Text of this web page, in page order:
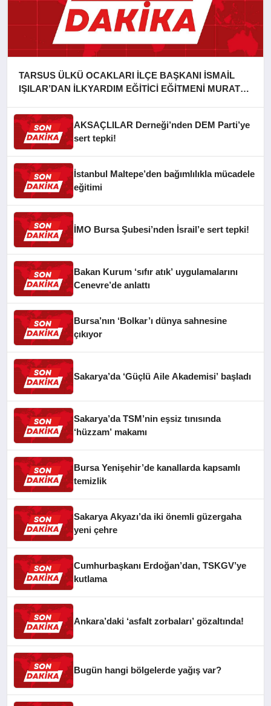
TARSUS ÜLKÜ OCAKLARI İLÇE BAŞKANI İSMAİL
IŞILAR’DAN İLKYARDIM EĞİTİCİ EĞİTMENİ MURAT
AKSAÇLILAR Derneği’nden DEM Parti’ye
sert tepki!
İstanbul Maltepe’den bağımlılıkla mücadele
eğitimi
İMO Bursa Şubesi’nden İsrail’e sert tepki!
Bakan Kurum ‘sıfır atık’ uygulamalarını
Cenevre’de anlattı
Bursa’nın ‘Bolkar’ı dünya sahnesine
çıkıyor
Sakarya’da ‘Güçlü Aile Akademisi’ başladı
Sakarya’da TSM’nin eşsiz tınısında
‘hüzzam’ makamı
Bursa Yenişehir’de kanallarda kapsamlı
temizlik
Sakarya Akyazı’da iki önemli güzergaha
yeni çehre
Cumhurbaşkanı Erdoğan’dan, TSKGV’ye
kutlama
Ankara’daki ‘asfalt zorbaları’ gözaltında!
Bugün hangi bölgelerde yağış var?